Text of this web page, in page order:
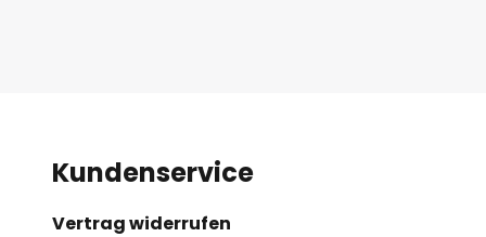
Kundenservice
Vertrag widerrufen